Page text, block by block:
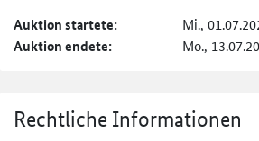
Auktion startete: Mi.,
Auktion endete: Mo.,
Rechtliche Informationen